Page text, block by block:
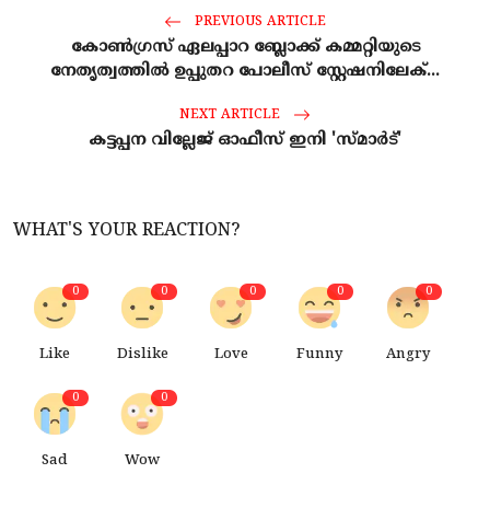
PREVIOUS ARTICLE
കോൺഗ്രസ് ഏലപ്പാറ ബ്ലോക്ക് കമ്മറ്റിയുടെ
നേതൃത്വത്തിൽ ഉപ്പുതറ പോലീസ് സ്റ്റേഷനിലേക്...
NEXT ARTICLE
കട്ടപ്പന വില്ലേജ് ഓഫീസ് ഇനി 'സ്മാര്‍ട്'
WHAT'S YOUR REACTION?
0
Like
0
Dislike
0
Love
0
Funny
0
Angry
0
Sad
0
Wow